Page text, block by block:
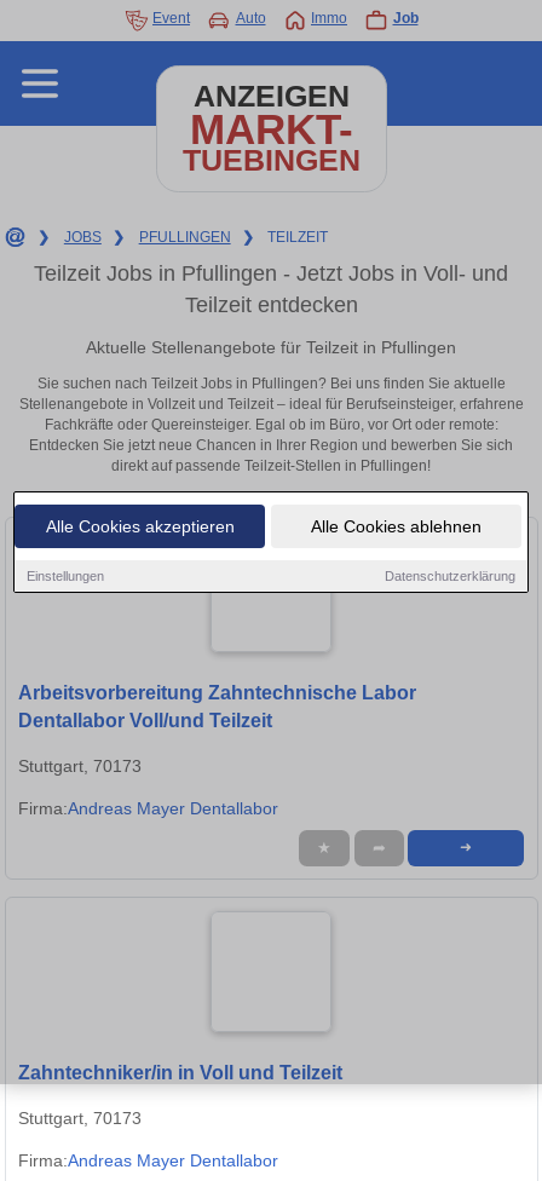
Alle Cookies akzeptieren Alle Cookies ablehnen
Einstellungen Datenschutzerklärung
Event Auto Immo Job
ANZEIGEN
MARKT-
TUEBINGEN
❯ JOBS ❯ PFULLINGEN ❯ TEILZEIT
Teilzeit Jobs in Pfullingen - Jetzt Jobs in Voll- und
Teilzeit entdecken
Aktuelle Stellenangebote für Teilzeit in Pfullingen
Sie suchen nach Teilzeit Jobs in Pfullingen? Bei uns finden Sie aktuelle
Stellenangebote in Vollzeit und Teilzeit – ideal für Berufseinsteiger, erfahrene
Fachkräfte oder Quereinsteiger. Egal ob im Büro, vor Ort oder remote:
Entdecken Sie jetzt neue Chancen in Ihrer Region und bewerben Sie sich
direkt auf passende Teilzeit-Stellen in Pfullingen!
Arbeitsvorbereitung Zahntechnische Labor
Dentallabor Voll/und Teilzeit
Stuttgart, 70173
Firma:Andreas Mayer Dentallabor
★ ➦ ➜
Zahntechniker/in in Voll und Teilzeit
Stuttgart, 70173
Firma:Andreas Mayer Dentallabor